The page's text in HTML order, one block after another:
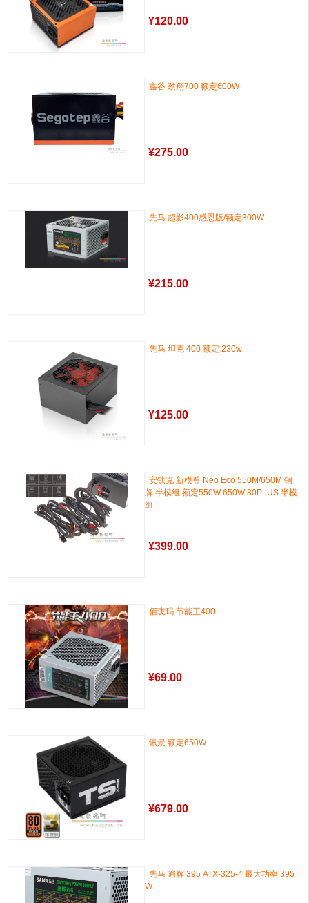
¥120.00
鑫谷 劲翔700 额定600W
¥275.00
先马 超影400感恩版/额定300W
¥215.00
先马 坦克 400 额定 230w
¥125.00
安钛克 新模尊 Neo Eco 550M/650M 铜
牌 半模组 额定550W 650W 80PLUS 半模
组
¥399.00
佰珑玛 节能王400
¥69.00
讯景 额定650W
¥679.00
先马 逾辉 395 ATX-325-4 最大功率 395
W